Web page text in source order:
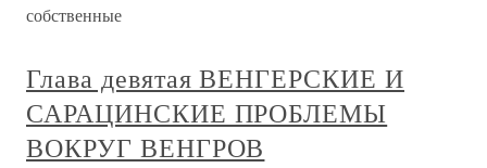
собственные
Глава девятая ВЕНГЕРСКИЕ И
САРАЦИНСКИЕ ПРОБЛЕМЫ
ВОКРУГ ВЕНГРОВ